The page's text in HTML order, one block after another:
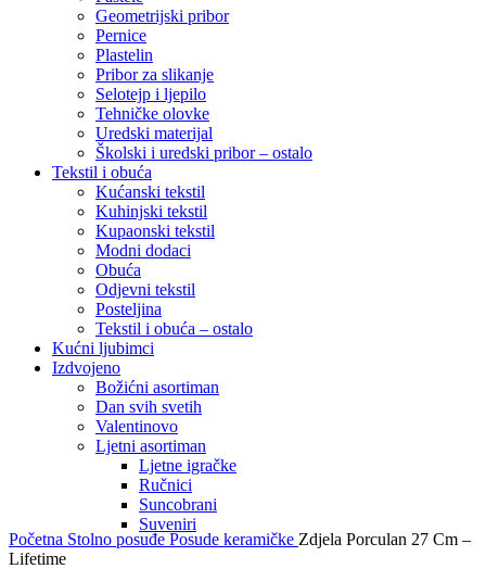
Geometrijski pribor
Pernice
Plastelin
Pribor za slikanje
Selotejp i ljepilo
Tehničke olovke
Uredski materijal
Školski i uredski pribor – ostalo
Tekstil i obuća
Kućanski tekstil
Kuhinjski tekstil
Kupaonski tekstil
Modni dodaci
Obuća
Odjevni tekstil
Posteljina
Tekstil i obuća – ostalo
Kućni ljubimci
Izdvojeno
Božićni asortiman
Dan svih svetih
Valentinovo
Ljetni asortiman
Ljetne igračke
Ručnici
Suncobrani
Suveniri
Početna Stolno posuđe Posude keramičke Zdjela Porculan 27 Cm –
Lifetime